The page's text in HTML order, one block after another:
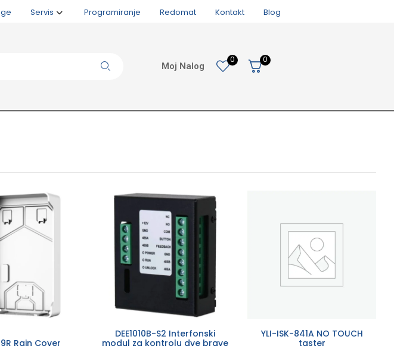
Servis Programiranje Redomat Kontakt Blog
Moj Nalog
0 0
Rain Cover
DEE1010B-S2 Interfonski
modul za kontrolu dve brave
YLI-ISK-841A NO TOUCH
taster